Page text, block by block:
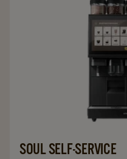
SOUL SELF-SERVICE